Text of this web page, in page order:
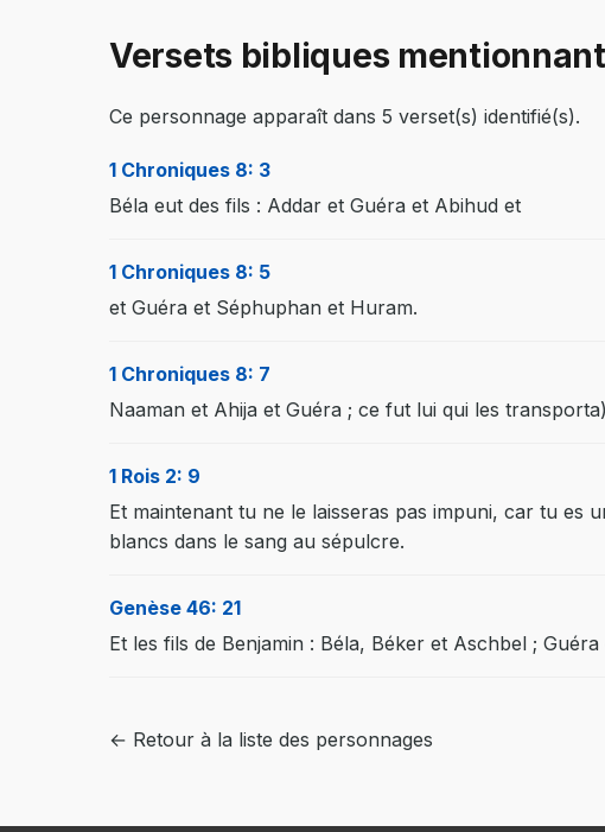
Versets bibliques
Ce personnage apparaît dans 5 verset(s) identifié(s).
1 Chroniques 8: 3
Béla eut des fils : Addar et Guéra et Abihud et
1 Chroniques 8: 5
et Guéra et Séphuphan et Huram.
1 Chroniques 8: 7
Naaman et Ahija et Guéra ; ce fut lui qui les
1 Rois 2: 9
Et maintenant tu ne le laisseras pas impuni, car tu es
blancs dans le sang au sépulcre.
Genèse 46: 21
Et les fils de Benjamin : Béla, Béker et Aschbel ;
← Retour à la liste des personnages